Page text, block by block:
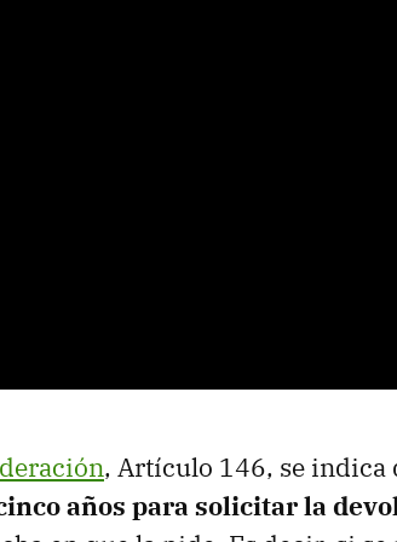
, Artículo 146, se indica
años para solicitar la